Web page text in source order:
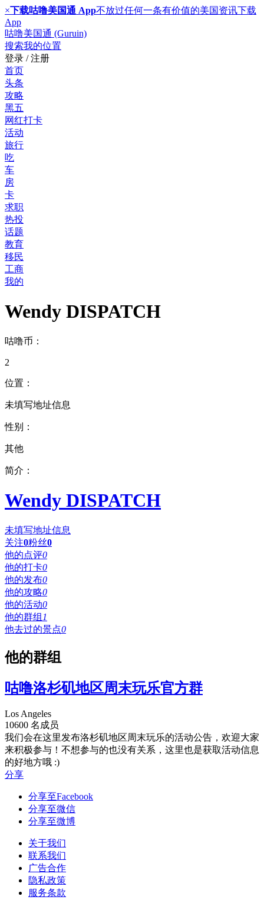
×下载咕噜美国通 App不放过任何一条有价值的美国资讯下载
App
咕噜美国通 (Guruin)
搜索我的位置
登录 / 注册
首页
头条
攻略
黑五
网红打卡
活动
旅行
吃
车
房
卡
求职
热投
话题
教育
移民
工商
我的
Wendy DISPATCH
咕噜币：
2
位置：
未填写地址信息
性别：
其他
简介：
Wendy DISPATCH
未填写地址信息
关注0粉丝0
他的点评0
他的打卡0
他的发布0
他的攻略0
他的活动0
他的群组 1
他去过的景点0
他的群组
咕噜洛杉矶地区周末玩乐官方群
Los Angeles
10600 名成员
我们会在这里发布洛杉矶地区周末玩乐的活动公告，欢迎大家
来积极参与！不想参与的也没有关系，这里也是获取活动信息
的好地方哦 :)
分享
分享至Facebook
分享至微信
分享至微博
关于我们
联系我们
广告合作
隐私政策
服务条款